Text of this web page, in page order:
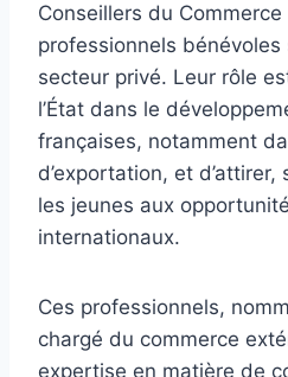
Conseillers du
professionnels
secteur privé. Leur rôle
l’État dans le
françaises, notamment
d’exportation, et
les jeunes aux
internationaux.
Ces professionnels,
chargé du commerce
expertise en matière de